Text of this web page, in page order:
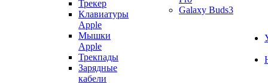
Трекер
Клавиатуры
Apple
Мышки
Apple
Трекпады
Зарядные
кабели
Galaxy Buds3